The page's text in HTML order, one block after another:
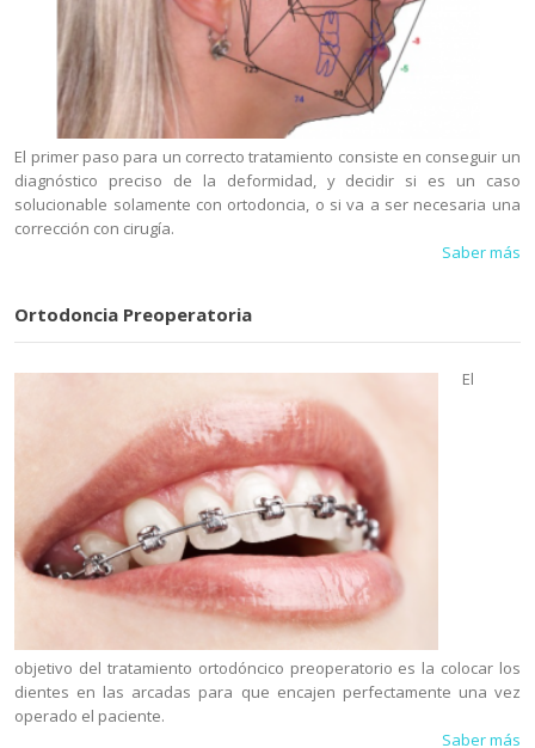
El primer paso para un correcto tratamiento consiste en conseguir un
diagnóstico preciso de la deformidad, y decidir si es un caso
solucionable solamente con ortodoncia, o si va a ser necesaria una
corrección con cirugía.
Saber más
Ortodoncia Preoperatoria
El
objetivo del tratamiento ortodóncico preoperatorio es la colocar los
dientes en las arcadas para que encajen perfectamente una vez
operado el paciente.
Saber más